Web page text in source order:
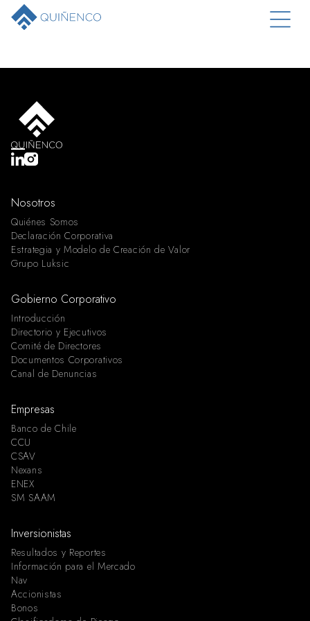
Nosotros
Quiénes Somos
Declaración Corporativa
Estrategia y Modelo de Creación de Valor
Grupo Luksic
Gobierno Corporativo
Introducción
Directorio y Ejecutivos
Comité de Directores
Documentos Corporativos
Canal de Denuncias
Empresas
Banco de Chile
CCU
CSAV
Nexans
ENEX
SM SAAM
Inversionistas
Resultados y Reportes
Información para el Mercado
Nav
Accionistas
Bonos